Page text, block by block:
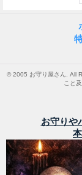
© 2005 お守り屋さん. All
こと
お守りや